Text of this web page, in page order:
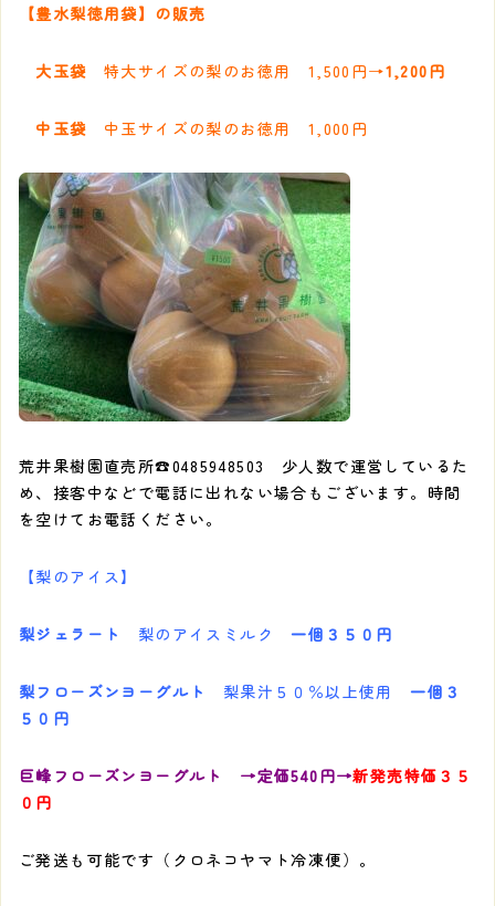
【豊水梨徳用袋】の販売
大玉袋 特大サイズの梨のお徳用 1,500円→1,200円
中玉袋 中玉サイズの梨のお徳用 1,000円
荒井果樹園直売所☎️0485948503 少人数で運営しているた
め、接客中などで電話に出れない場合もございます。時間
を空けてお電話ください。
【梨のアイス】
梨ジェラート 梨のアイスミルク 一個３５０円
梨フローズンヨーグルト 梨果汁５０％以上使用
一個３
５０円
巨峰フローズンヨーグルト →定価540円→新発売特価３５
０円
ご発送も可能です（クロネコヤマト冷凍便）。